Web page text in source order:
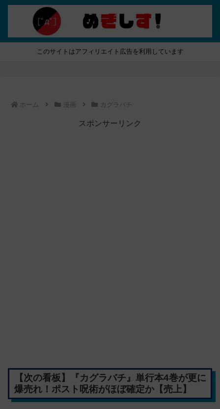
このサイトはアフィリエイト広告を利用しています
ホーム 漫画 カグラバチ
スポンサーリンク
【次の看板】『カグラバチ』単行本4巻が更に
爆売れ！ポスト呪術がほぼ確定か【売上】